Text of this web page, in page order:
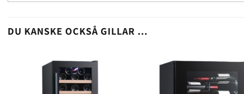
DU KANSKE OCKSÅ GILLAR …